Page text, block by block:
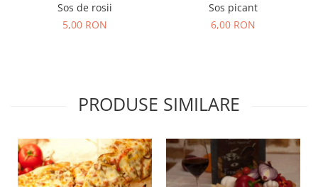
Sos de rosii
5,00 RON
Sos picant
6,00 RON
PRODUSE SIMILARE